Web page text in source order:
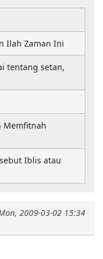
2009-03-02 15:34
Ilah Zaman Ini
tentang setan,
Memfitnah
Iblis atau